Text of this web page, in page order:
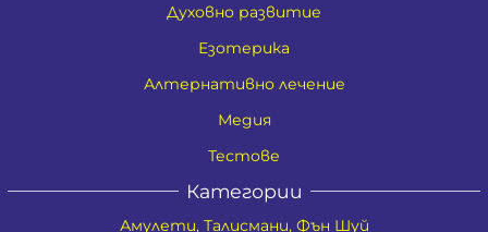
Духовно развитие
Езотерика
Алтернативно лечение
Медия
Тестове
Категории
Амулети, Талисмани, Фън Шуй